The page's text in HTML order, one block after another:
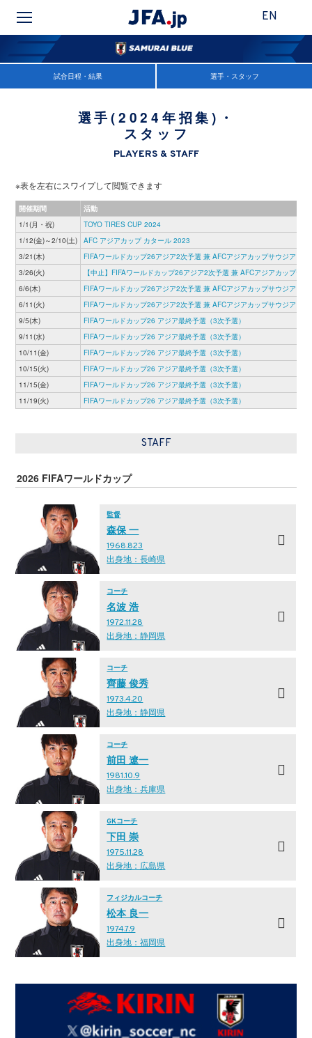
EN
試合日程・結果 選手・スタッフ
選手(2024年招集)・
スタッフ
PLAYERS & STAFF
※表を左右にスワイプして閲覧できます
開催期間
活動
1/1(月・祝)
TOYO TIRES CUP 2024
1/12(金)～2/10(土)
AFC アジアカップ カタール 2023
3/21(木)
FIFAワールドカップ26アジア2次予選 兼 AFCアジアカップサウジアラ
3/26(火)
【中止】FIFAワールドカップ26アジア2次予選 兼 AFCアジアカップサ
6/6(木)
FIFAワールドカップ26アジア2次予選 兼 AFCアジアカップサウジアラ
6/11(火)
FIFAワールドカップ26アジア2次予選 兼 AFCアジアカップサウジアラ
9/5(木)
FIFAワールドカップ26 アジア最終予選（3次予選）
9/11(水)
FIFAワールドカップ26 アジア最終予選（3次予選）
10/11(金)
FIFAワールドカップ26 アジア最終予選（3次予選）
10/15(火)
FIFAワールドカップ26 アジア最終予選（3次予選）
11/15(金)
FIFAワールドカップ26 アジア最終予選（3次予選）
11/19(火)
FIFAワールドカップ26 アジア最終予選（3次予選）
STAFF
2026 FIFAワールドカップ
監督
森保 一
1968.823
出身地：長崎県
コーチ
名波 浩
1972.11.28
出身地：静岡県
コーチ
齊藤 俊秀
1973.4.20
出身地：静岡県
コーチ
前田 遼一
1981.10.9
出身地：兵庫県
GKコーチ
下田 崇
1975.11.28
出身地：広島県
フィジカルコーチ
松本 良一
1974.7.9
出身地：福岡県